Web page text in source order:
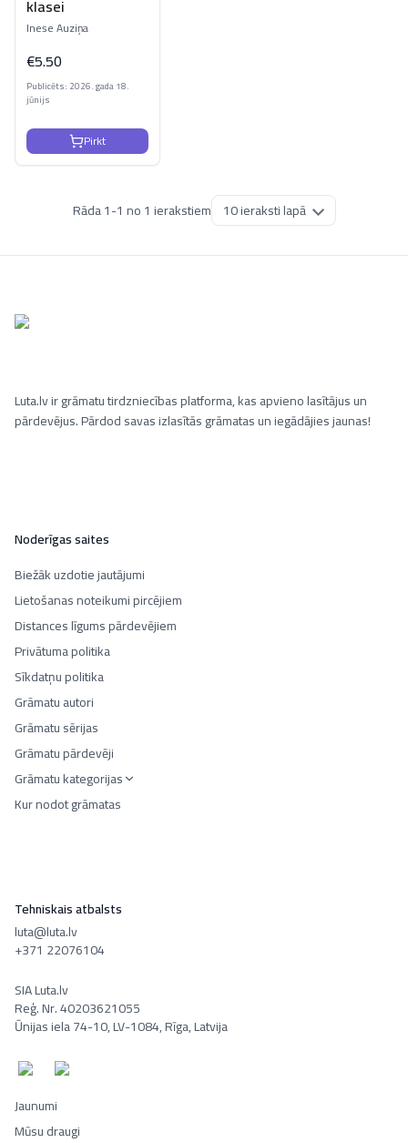
klasei
Inese Auziņa
€5.50
Publicēts: 2026. gada 18.
jūnijs
Pirkt
Rāda1-1 no1 ierakstiem
Luta.lv ir grāmatu tirdzniecības platforma, kas apvieno lasītājus un
pārdevējus. Pārdod savas izlasītās grāmatas un iegādājies jaunas!
Noderīgas saites
Biežāk uzdotie jautājumi
Lietošanas noteikumi pircējiem
Distances līgums pārdevējiem
Privātuma politika
Sīkdatņu politika
Grāmatu autori
Grāmatu sērijas
Grāmatu pārdevēji
Grāmatu kategorijas
Kur nodot grāmatas
Tehniskais atbalsts
luta@luta.lv
+371 22076104
SIA Luta.lv
Reģ. Nr. 40203621055
Ūnijas iela 74-10, LV-1084, Rīga, Latvija
Jaunumi
Mūsu draugi